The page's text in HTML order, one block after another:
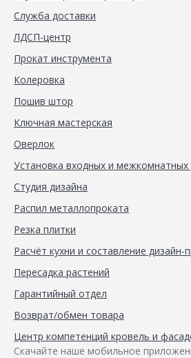
Служба доставки
ЛДСП-центр
Прокат инструмента
Колеровка
Пошив штор
Ключная мастерская
Оверлок
Установка входных и межкомнатных
Студия дизайна
Распил металлопроката
Резка плитки
Расчёт кухни и составление дизайн-
Пересадка растений
Гарантийный отдел
Возврат/обмен товара
Центр компетенций кровель и
Скачайте наше мобильное